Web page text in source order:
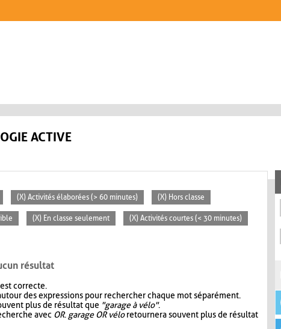
ACTIVE
(X) Activités élaborées (> 60 minutes) (X) Hors classe
(X) En classe seulement (X) Activités courtes (< 30 minutes)
résultat
correcte.
des expressions pour rechercher chaque mot séparément.
plus de résultat que "garage à vélo".
avec OR. garage OR véloretournera souvent plus de résultat